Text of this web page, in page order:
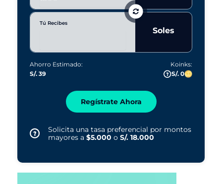
Tú Recibes
Soles
Ahorro Estimado:
S/. 39
Koinks:
S/. 0
Regístrate Ahora
Solicita una tasa preferencial por montos
mayores a $5.000 o S/. 18.000